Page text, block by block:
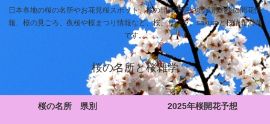
日本各地の桜の名所やお花見桜スポット、桜の開花予想や地域別の桜の開花情
報、桜の見ごろ、夜桜や桜まつり情報など、桜、サクラ、sakuraと桜情報満載
です。
桜の名所と桜雑学
桜の名所 県別 2025年桜開花予想